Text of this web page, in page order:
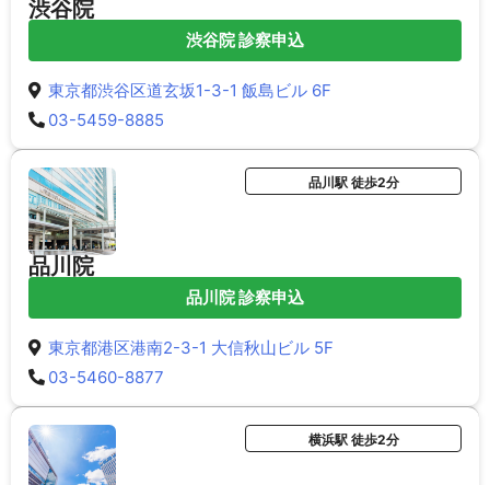
渋谷院
渋谷院 診察申込
東京都渋谷区道玄坂1-3-1 飯島ビル 6F
03-5459-8885
品川院
品川駅 徒歩2分
品川院 診察申込
東京都港区港南2-3-1 大信秋山ビル 5F
03-5460-8877
横浜駅 徒歩2分